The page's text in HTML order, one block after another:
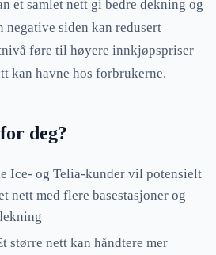
et samlet nett gi bedre dekning og
negative siden kan redusert
føre til høyere innkjøpspriser
kan havne hos forbrukerne.
deg?
Ice- og Telia-kunder vil potensielt
nett med flere basestasjoner og
større nett kan håndtere mer